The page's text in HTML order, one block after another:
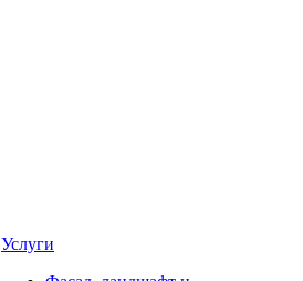
Услуги